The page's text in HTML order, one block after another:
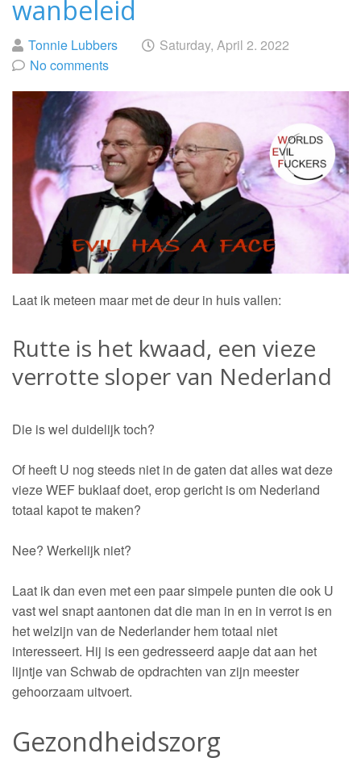
wanbeleid
Posted
by
Tonnie Lubbers on Saturday, April 2. 2022
No comments
Laat ik meteen maar met de deur in huis vallen:
Rutte is het kwaad, een vieze
verrotte sloper van Nederland
Die is wel duidelijk toch?
Of heeft U nog steeds niet in de gaten dat alles wat deze
vieze WEF buklaaf doet, erop gericht is om Nederland
totaal kapot te maken?
Nee? Werkelijk niet?
Laat ik dan even met een paar simpele punten die ook U
vast wel snapt aantonen dat die man in en in verrot is en
het welzijn van de Nederlander hem totaal niet
interesseert. Hij is een gedresseerd aapje dat aan het
lijntje van Schwab de opdrachten van zijn meester
gehoorzaam uitvoert.
Gezondheidszorg